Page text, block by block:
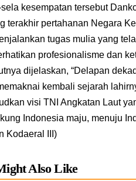
kesempatan tersebut
terakhir pertahanan Negara
tugas mulia yang
profesionalisme dan
dijelaskan, “Delapan
kembali sejarah
visi TNI Angkatan Laut
Indonesia maju, menuju
Kodaeral III)
Also Like